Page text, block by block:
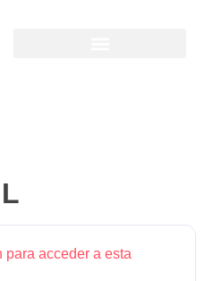
para acceder a esta